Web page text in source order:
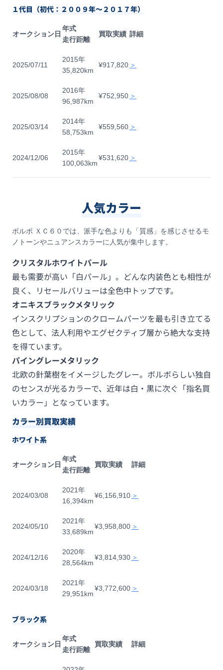
１代目（初代：２００９年〜２０１７年）
オークション日
年式
走行距離
買取実績 詳細
2025/07/11
2015年
35,820km
¥917,820 ＞
2025/08/08
2016年
96,987km
¥752,950 ＞
2025/03/14
2014年
58,753km
¥559,560 ＞
2024/12/06
2015年
100,063km
¥531,620 ＞
人気カラー
ボルボ ＸＣ６０では、派手な色よりも「質感」を感じさせるモ
ノトーンやニュアンスカラーに人気が集中します。
クリスタルホワイトパール
最も需要が高い「白パール」。どんな内装色とも相性が
良く、リセールバリューは全色中トップです。
オニキスブラックメタリック
インスクリプションのクロームパーツを最も引き立てる
色として、法人利用やエグゼクティブ層から絶大な支持
を得ています。
パイングレーメタリック
北欧の針葉樹をイメージしたグレー。ボルボらしい独自
のセンスが光るカラーで、近年は白・黒に次ぐ「指名買
いカラー」となっています。
カラー別買取実績
ホワイト系
オークション日
年式
走行距離
買取実績 詳細
2024/03/08
2021年
16,394km
¥6,156,910 ＞
2024/05/10
2021年
33,689km
¥3,958,800 ＞
2024/12/16
2020年
28,564km
¥3,814,930 ＞
2024/03/18
2021年
29,951km
¥3,772,600 ＞
ブラック系
オークション日
年式
走行距離
買取実績 詳細